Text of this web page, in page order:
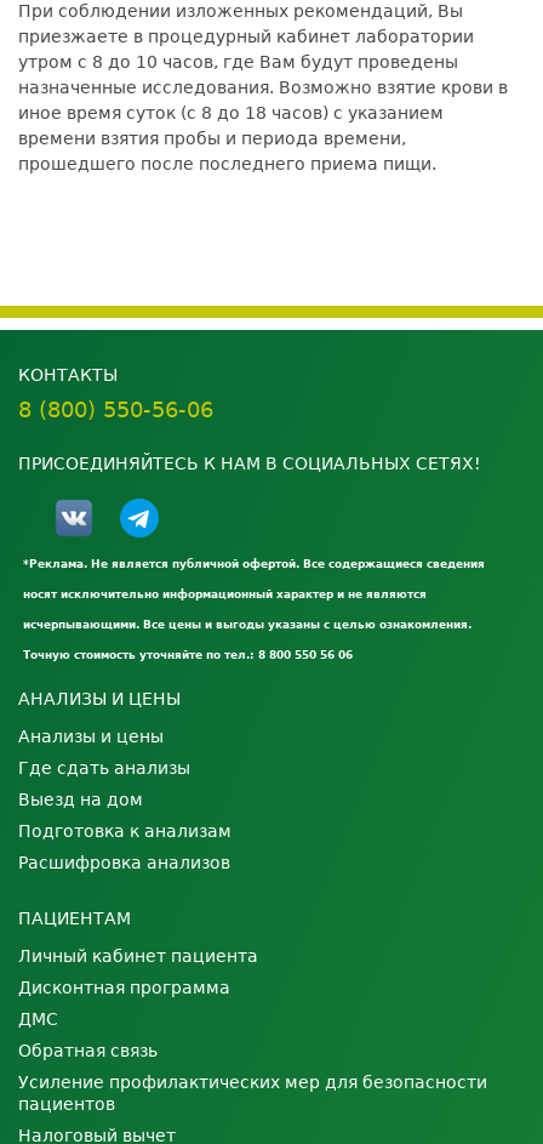
При соблюдении изложенных рекомендаций, Вы
приезжаете в процедурный кабинет лаборатории
утром с 8 до 10 часов, где Вам будут проведены
назначенные исследования. Возможно взятие крови в
иное время суток (с 8 до 18 часов) с указанием
времени взятия пробы и периода времени,
прошедшего после последнего приема пищи.
КОНТАКТЫ
8 (800) 550-56-06
ПРИСОЕДИНЯЙТЕСЬ К НАМ В СОЦИАЛЬНЫХ СЕТЯХ!
*Реклама. Не является публичной офертой. Все содержащиеся сведения
носят исключительно информационный характер и не являются
исчерпывающими. Все цены и выгоды указаны с целью ознакомления.
Точную стоимость уточняйте по тел.: 8 800 550 56 06
АНАЛИЗЫ И ЦЕНЫ
Анализы и цены
Где сдать анализы
Выезд на дом
Подготовка к анализам
Расшифровка анализов
ПАЦИЕНТАМ
Личный кабинет пациента
Дисконтная программа
ДМС
Обратная связь
Усиление профилактических мер для безопасности
пациентов
Налоговый вычет